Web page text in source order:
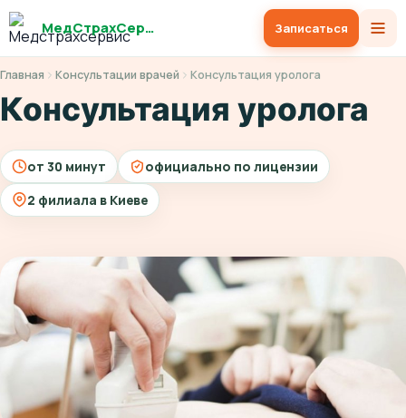
МедСтрахСервис Записаться
Главная Консультации врачей Консультация уролога
Консультация уролога
от 30 минут
официально по лицензии
2 филиала в Киеве